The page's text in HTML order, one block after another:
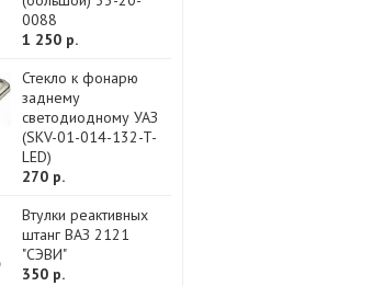
0088
1 250 р.
Стекло к фонарю
заднему
светодиодному УАЗ
(SKV-01-014-132-T-
LED)
270 р.
Втулки реактивных
штанг ВАЗ 2121
"СЭВИ"
350 р.